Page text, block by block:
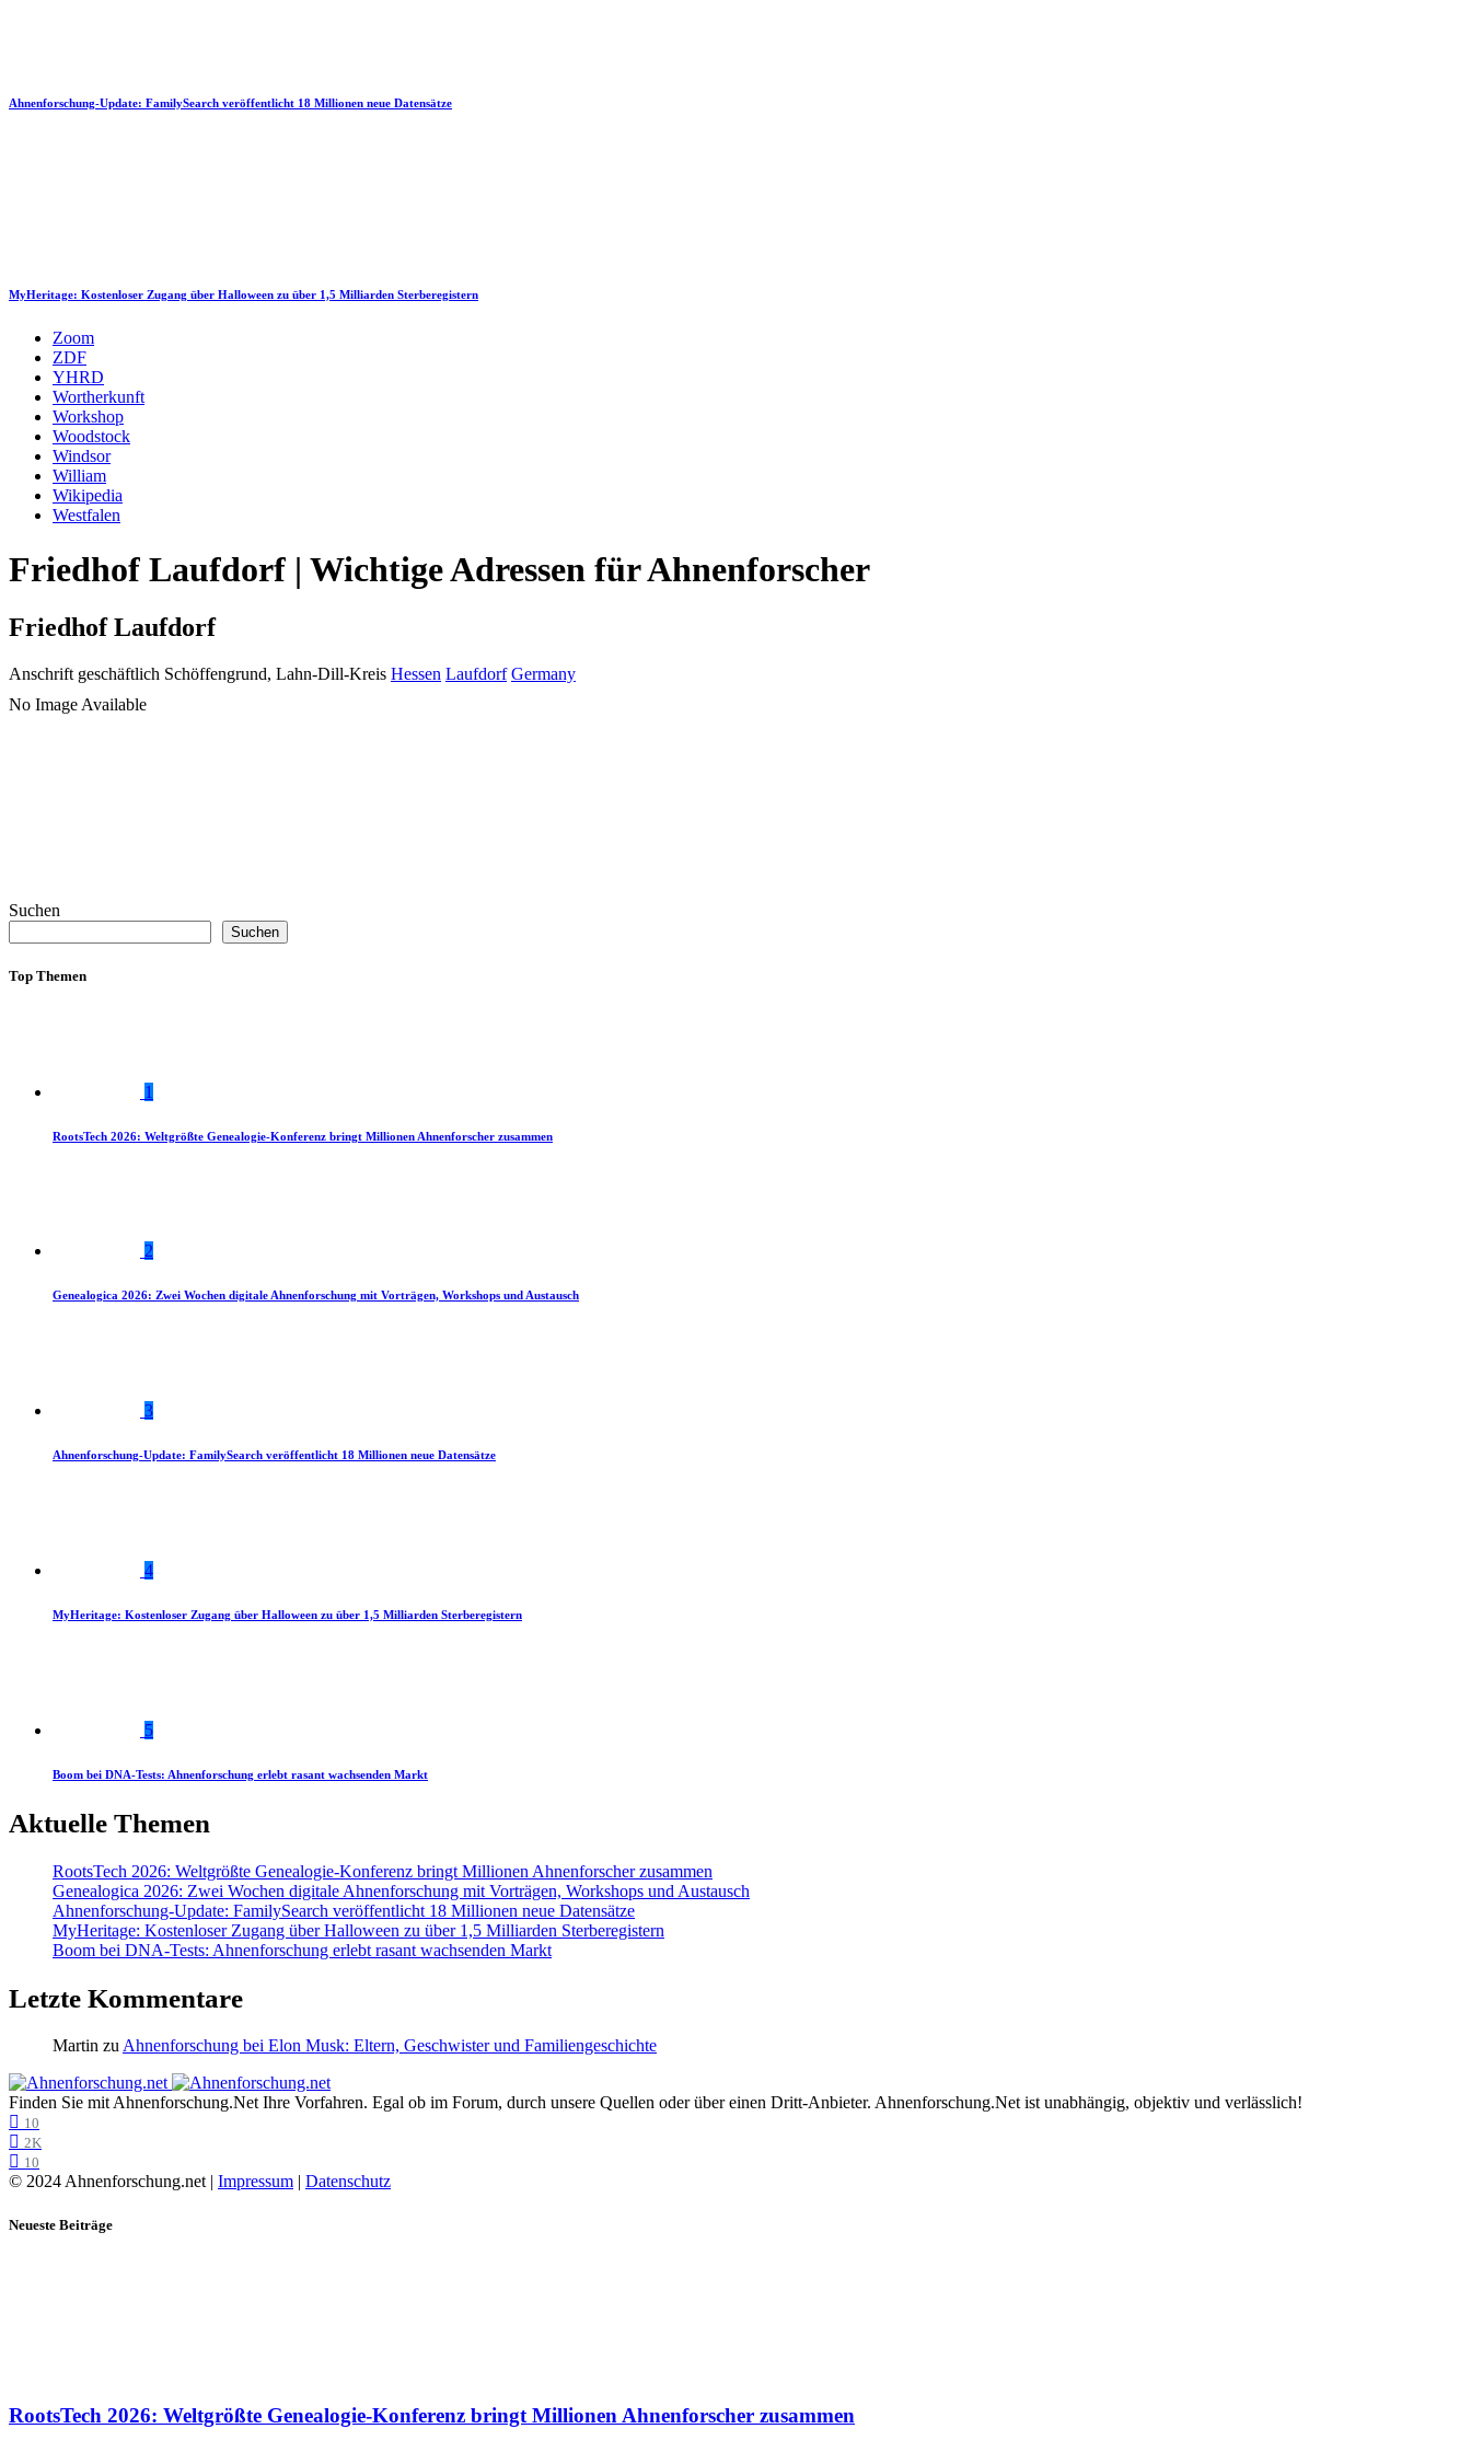
Ahnenforschung-Update: FamilySearch veröffentlicht 18 Millionen neue Datensätze
MyHeritage: Kostenloser Zugang über Halloween zu über 1,5 Milliarden Sterberegistern
Zoom
ZDF
YHRD
Wortherkunft
Workshop
Woodstock
Windsor
William
Wikipedia
Westfalen
Friedhof Laufdorf | Wichtige Adressen für Ahnenforscher
Friedhof Laufdorf
Anschrift geschäftlich Schöffengrund, Lahn-Dill-Kreis Hessen Laufdorf Germany
No Image Available
Suchen
Suchen
Top Themen
1
RootsTech 2026: Weltgrößte Genealogie-Konferenz bringt Millionen Ahnenforscher zusammen
2
Genealogica 2026: Zwei Wochen digitale Ahnenforschung mit Vorträgen, Workshops und Austausch
3
Ahnenforschung-Update: FamilySearch veröffentlicht 18 Millionen neue Datensätze
4
MyHeritage: Kostenloser Zugang über Halloween zu über 1,5 Milliarden Sterberegistern
5
Boom bei DNA-Tests: Ahnenforschung erlebt rasant wachsenden Markt
Aktuelle Themen
RootsTech 2026: Weltgrößte Genealogie-Konferenz bringt Millionen Ahnenforscher zusammen
Genealogica 2026: Zwei Wochen digitale Ahnenforschung mit Vorträgen, Workshops und Austausch
Ahnenforschung-Update: FamilySearch veröffentlicht 18 Millionen neue Datensätze
MyHeritage: Kostenloser Zugang über Halloween zu über 1,5 Milliarden Sterberegistern
Boom bei DNA-Tests: Ahnenforschung erlebt rasant wachsenden Markt
Letzte Kommentare
Martin zuAhnenforschung bei Elon Musk: Eltern, Geschwister und Familiengeschichte
Finden Sie mit Ahnenforschung.Net Ihre Vorfahren. Egal ob im Forum, durch unsere Quellen oder über einen Dritt-Anbieter. Ahnenforschung.Net ist unabhängig, objektiv und verlässlich!
10
2K
10
© 2024 Ahnenforschung.net | Impressum Datenschutz
Neueste Beiträge
RootsTech 2026: Weltgrößte Genealogie-Konferenz bringt Millionen Ahnenforscher zusammen